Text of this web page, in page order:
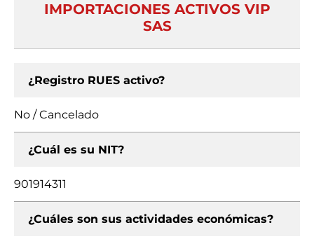
IMPORTACIONES ACTIVOS VIP
SAS
¿Registro RUES activo?
No / Cancelado
¿Cuál es su NIT?
901914311
¿Cuáles son sus actividades económicas?